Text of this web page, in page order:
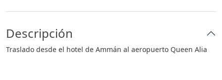
Descripción
Traslado desde el hotel de Ammán al aeropuerto Queen Alia